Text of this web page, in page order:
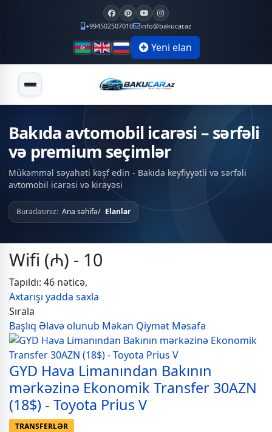
+994502507010 info@bakucar.az
Yeni elan
Bakıda avtomobil icarəsi – sərfəli
və premium seçimlər
Mükəmməl səyahəti kəşf edin - Bakıda keyfiyyətli və sərfəli
avtomobil icarəsi və kirayəsi
Buradasınız: Ana səhifə Elanlar
Wifi (₼) - 10
Tapıldı: 46 nəticə,
Axtarışı yadda saxla
Sırala
Başlıq Əlavə olunub Məkan Qiymət Məsafə
GYD Hava Limanından Bakının
mərkəzinə Ekonomik Transfer 30AZN
(18$) - Toyota Prius V
TRANSFERLƏR